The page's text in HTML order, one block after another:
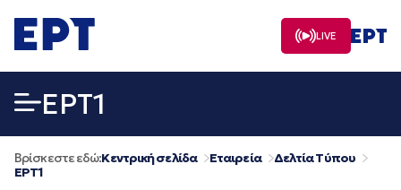
σε
περιεχόμενο
LIVE
EΡΤ1
Βρίσκεστε εδώ:Κεντρική σελίδα Εταιρεία
Δελτία Τύπου
EΡΤ1